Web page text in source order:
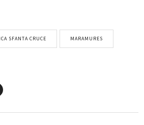
SFANTA CRUCE MARAMURES